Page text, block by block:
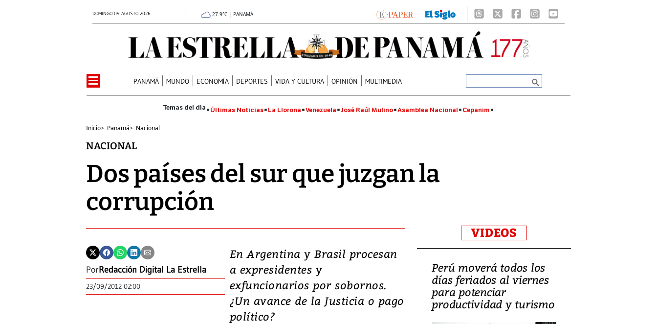
DOMINGO 09 AGOSTO 2026 27.9°C | PANAMÁ
PANAMÁ MUNDO ECONOMÍA DEPORTES VIDA Y CULTURA OPINIÓN MULTIMEDIA
Últimas Noticias La Llorona Venezuela José Raúl Mulino Asamblea Nacional Cepanim
Inicio> Panamá> Nacional
NACIONAL
Dos países del sur que juzgan la
corrupción
PorRedacción Digital La Estrella
23/09/2012 02:00
En Argentina y Brasil procesan
a expresidentes y
exfuncionarios por sobornos.
¿Un avance de la Justicia o pago
político?
VIDEOS
Video: Lula lanza su
candidatura con
promesas de inversión
en defensa, educación y
Perú moverá todos los
días feriados al viernes
para potenciar
productividad y turismo